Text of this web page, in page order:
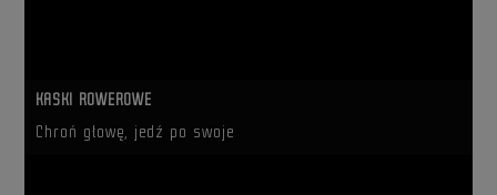
KASKI ROWEROWE
Chroń głowę, jedź po swoje